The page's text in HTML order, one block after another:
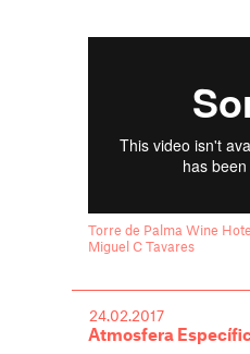
Torre de Palma Wine
Miguel C Tavares
24.02.2017
Atmosfera